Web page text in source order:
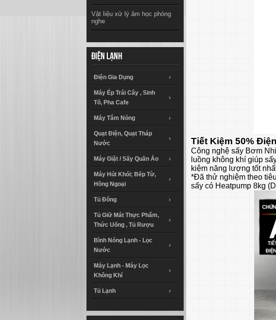
Vật liệu xử lý âm học phòng
nghe
Điện lạnh
Điện Gia Dụng
Máy Ép Trái Cây , Sinh
Tố, Pha Cafe
Máy Tắm Nóng
Quạt Điện, Quạt Tháp
Nước
Máy Giặt / Sấy Quần Áo
Máy Hút Khói; Bếp Từ,
Hồng Ngoại
Tủ Đông
Tủ Giữ Mát Thực Phẩm,
Thức Uống , Tủ Rượu
Bình Nóng Lạnh - Lọc
Nước
Máy Lạnh - Máy Lọc
Không Khí
Tủ Lạnh
Tiết Kiệm 50%
Công nghệ sấy Bơm
luồng không khí giúp
kiệm năng lượng tốt
*Đã thử nghiệm theo
sấy có Heatpump 8kg